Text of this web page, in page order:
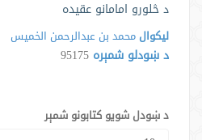
د څلورو امامانو عقيده
لیکوالمحمد بن عبدالرحمن الخمیس
د ښودلو شمېره 95175
د ښودل شویو کتابونو شمېر